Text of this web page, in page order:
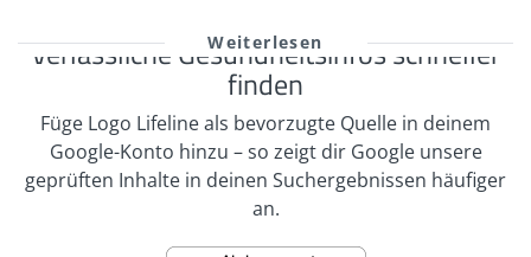
kontinuierlichen Erstellung und Qualitätssicherung
unserer Inhalte unterstützt. Viele unserer
Informationen sind multimedial mit Videos und
informativen Bildergalerien aufbereitet. Zahlreiche
Selbsttests regen zur Interaktion an. In unserem
Expertenrat und Foren zu verschiedenen
Themenbereichen können die Nutzer von Lifeline mit
Experten Themen diskutieren oder sich auch mit
Verlässliche Gesundheitsinfos schneller
finden
Füge Logo Lifeline als bevorzugte Quelle in deinem
Google-Konto hinzu – so zeigt dir Google unsere
geprüften Inhalte in deinen Suchergebnissen häufiger
an.